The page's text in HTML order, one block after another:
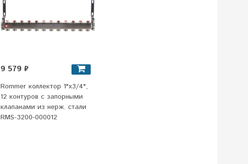
9 579 ₽
Rommer коллектор 1"x3/4",
12 контуров с запорными
клапанами из нерж. стали
RMS-3200-000012